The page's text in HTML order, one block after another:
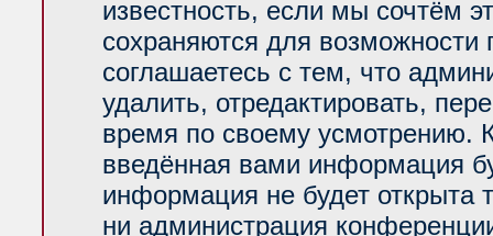
известность, если мы сочтём
сохраняются для возможности
соглашаетесь с тем, что
удалить, отредактировать,
время по своему усмотрению.
введённая вами информация
информация не будет открыта
ни администрация